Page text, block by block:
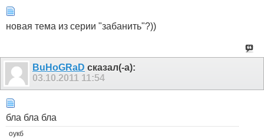
новая тема из серии "забанить"?))
BuHoGRaD сказал(-а):
03.10.2011 11:54
бла бла бла
оукб